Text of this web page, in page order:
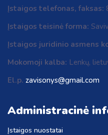
Įstaigos telefonas, faksas:
Įstaigos teisinė forma:
Įstaigos juridinio asmens
Mokomoji kalba: Lenkų,
El.p. zavisonys@gmail.com
Administracinė
Įstaigos nuostatai